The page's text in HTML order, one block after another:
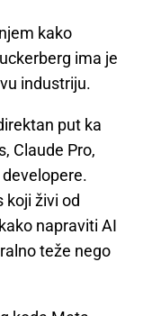
kako
ima je
industriju.
put ka
Claude Pro,
koji živi od
napraviti AI
teže nego